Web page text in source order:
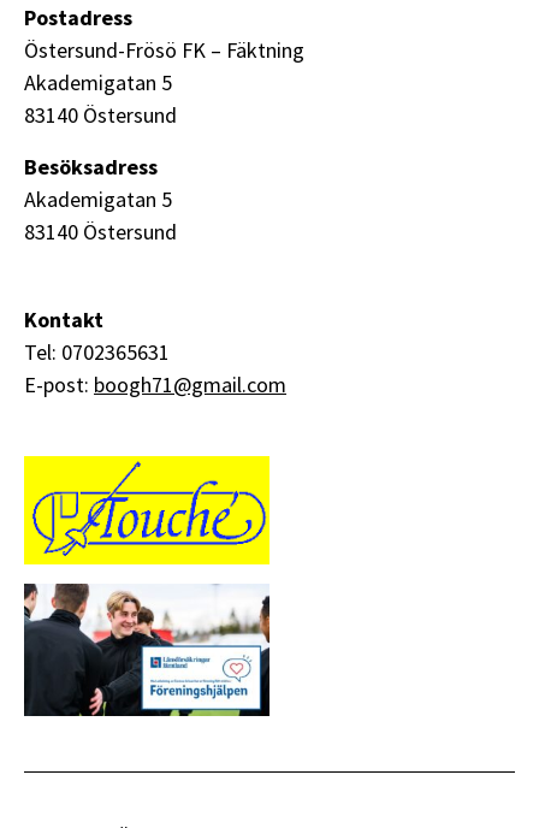
Postadress
Östersund-Frösö FK – Fäktning
Akademigatan 5
83140 Östersund
Besöksadress
Akademigatan 5
83140 Östersund
Kontakt
Tel: 0702365631
E-post: boogh71@gmail.com